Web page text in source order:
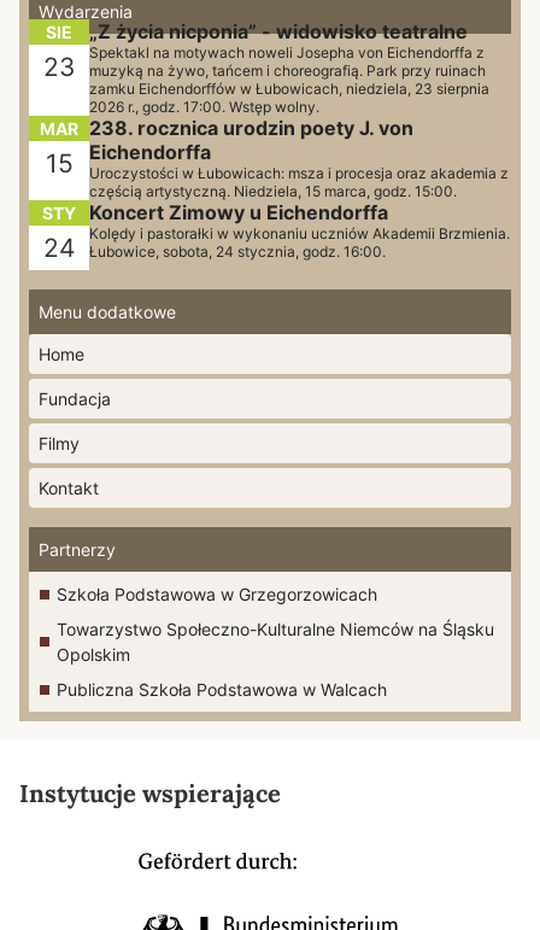
Wydarzenia
SIE
23
„Z życia nicponia” - widowisko teatralne
Spektakl na motywach noweli Josepha von Eichendorffa z
muzyką na żywo, tańcem i choreografią. Park przy ruinach
zamku Eichendorffów w Łubowicach, niedziela, 23 sierpnia
2026 r., godz. 17:00. Wstęp wolny.
MAR
15
238. rocznica urodzin poety J. von
Eichendorffa
Uroczystości w Łubowicach: msza i procesja oraz akademia z
częścią artystyczną. Niedziela, 15 marca, godz. 15:00.
STY
24
Koncert Zimowy u Eichendorffa
Kolędy i pastorałki w wykonaniu uczniów Akademii Brzmienia.
Łubowice, sobota, 24 stycznia, godz. 16:00.
Menu dodatkowe
Home
Fundacja
Filmy
Kontakt
Partnerzy
Szkoła Podstawowa w Grzegorzowicach
Towarzystwo Społeczno-Kulturalne Niemców na Śląsku
Opolskim
Publiczna Szkoła Podstawowa w Walcach
Instytucje wspierające